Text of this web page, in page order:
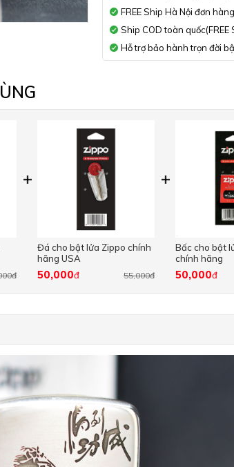
FREE Ship Hà Nội đơn
Ship COD toàn
Hỗ trợ bảo hành trọn đời
Đá cho bật lửa Zippo chính
hãng USA
55,000đ
50,000đ
Bấc cho bật
chính hãng
50,000đ